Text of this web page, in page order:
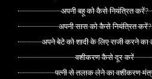
अपनी बहू को कैसे नियंत्रित करें?
अपनी सास को कैसे नियंत्रित करें?
अपने बेटे को शादी के लिए राजी करने का
वशीकरण कैसे दूर करें
पत्नी से तलाक लेने का वशीकरण